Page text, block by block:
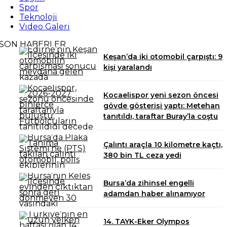
Spor
Teknoloji
Video Galeri
HABERLER
Keşan’da iki otomobil çarpıştı: 9
kişi yaralandı
Kocaelispor yeni sezon öncesi
gövde gösterisi yaptı: Metehan
tanıtıldı, taraftar Buray’la coştu
Çalıntı araçla 10 kilometre kaçtı,
380 bin TL ceza yedi
Bursa’da zihinsel engelli
adamdan haber alınamıyor
14. TAYK-Eker Olympos